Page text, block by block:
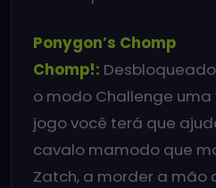
Ponygon’s Chomp
Chomp!:
o modo Challenge uma
jogo você terá que
cavalo mamodo que
Zatch, a morder a mão